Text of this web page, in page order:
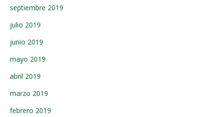
septiembre 2019
julio 2019
junio 2019
mayo 2019
abril 2019
marzo 2019
febrero 2019